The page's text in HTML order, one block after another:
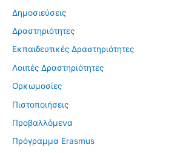
Δημοσιεύσεις
Δραστηριότητες
Εκπαιδευτικές Δραστηριότητες
Λοιπές Δραστηριότητες
Ορκωμοσίες
Πιστοποιήσεις
Προβαλλόμενα
Πρόγραμμα Erasmus